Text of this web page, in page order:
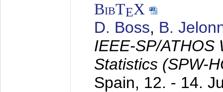
BibTEX
D. Boss, B.
IEEE-SP/ATHOS
Statistics (SPW-
Spain, 12. - 14.